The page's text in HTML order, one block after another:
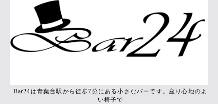
Bar24は青葉台駅から徒歩7分にある小さなバーです。座り心地のよ
い椅子で